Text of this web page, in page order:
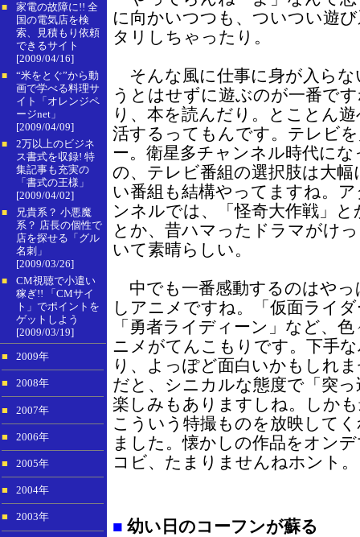
■
家電の故障に!! 全
国の電気店を検
索、見積もり依頼
できるサイト
[2009/04/16]
■
“米をとぐ”から動
画で学べる料理サ
イト「オレンジペ
ージnet」
[2009/04/09]
■
2万以上のビジネ
ス書式を収録! 特
集記事も充実の
「書式の王様」
[2009/04/02]
■
兄貴系？ 小悪魔
系？ 店長の個性で
店を探せる「グル
名刺」
[2009/03/26]
■
CM視聴で小遣い
稼ぎ!! 「CMサイ
ト」でポイントを
ゲットしよう
[2009/03/19]
■ 2009年
■ 2008年
■ 2007年
■ 2006年
■ 2005年
■ 2004年
■ 2003年
に向かいつつも、ついつい遊
タリしちゃったり。
そんな風に仕事に身が入らな
うとはせずに遊ぶのが一番で
り、本を読んだり。とことん
活するってもんです。テレビ
ー。衛星多チャンネル時代に
の、テレビ番組の選択肢は大
い番組も結構やってますね。
ンネルでは、「怪奇大作戦」
とか、昔ハマったドラマがけ
いて素晴らしい。
中でも一番感動するのはやっ
しアニメですね。「仮面ライ
「勇者ライディーン」など、
ニメがてんこもりです。下手
り、よっぽど面白いかもしれ
だと、シニカルな態度で「突
楽しみもありますしね。しか
こういう特撮ものを放映して
ました。懐かしの作品をオン
コビ、たまりませんねホント。
■ 幼い日のコーフンが蘇る